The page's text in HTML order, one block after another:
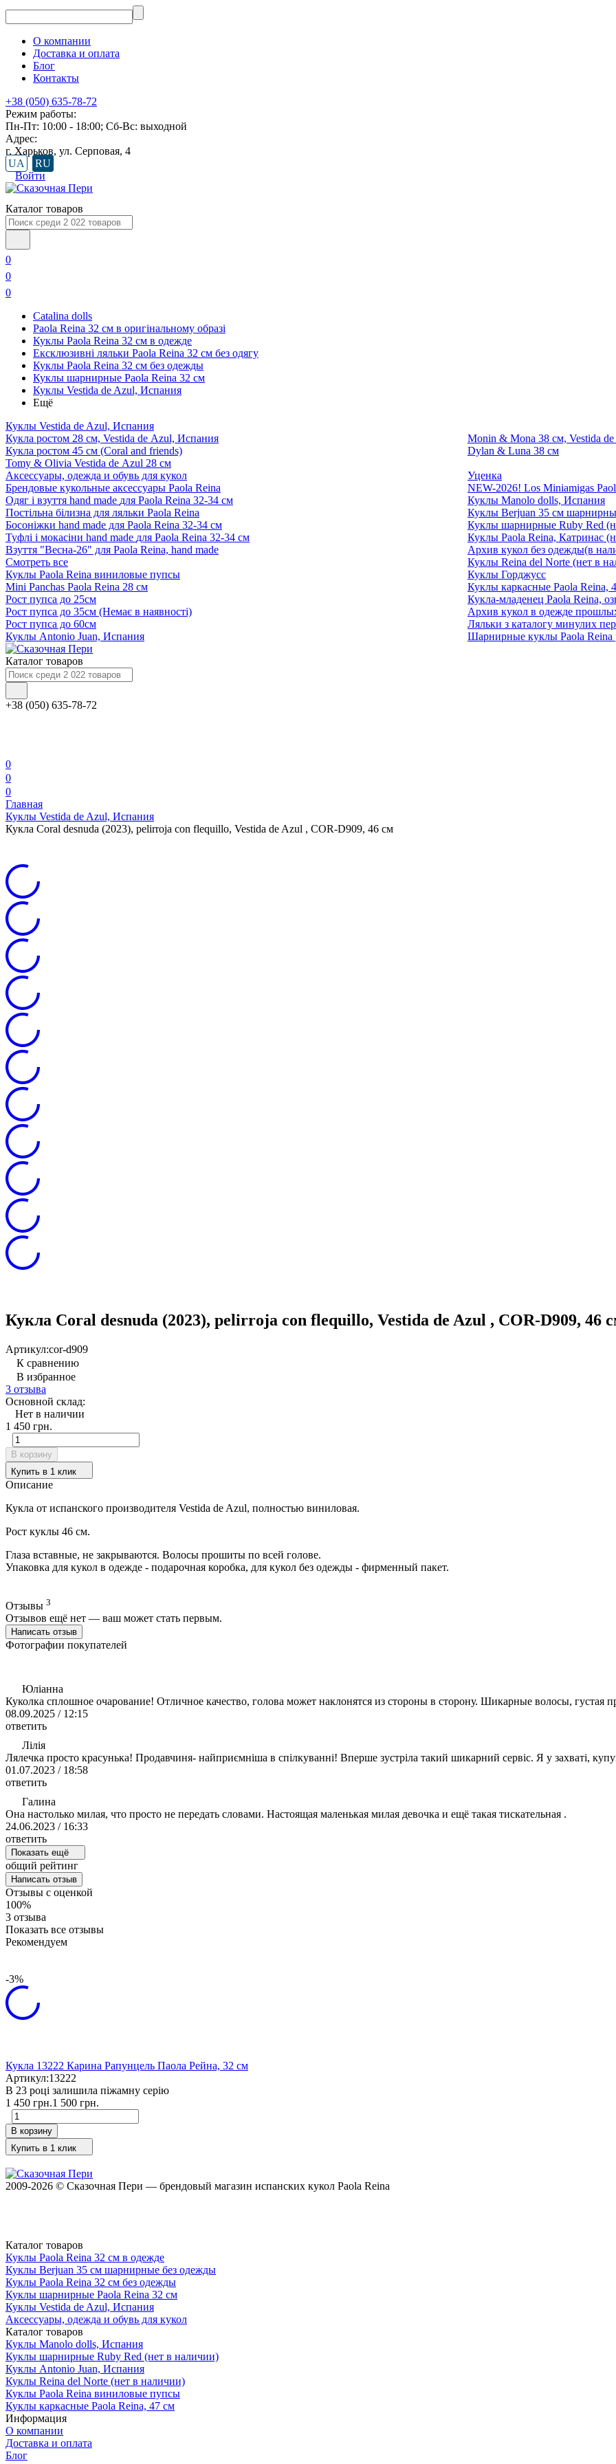
О компании
Доставка и оплата
Блог
Контакты
+38 (050) 635-78-72
Режим работы:
Пн-Пт: 10:00 - 18:00; Сб-Вс: выходной
Адрес:
г. Харьков, ул. Серповая, 4
UA
RU
Войти
Каталог товаров
0
0
0
Catalina dolls
Paola Reina 32 см в оригінальному образі
Куклы Paola Reina 32 см в одежде
Ексклюзивні ляльки Paola Reina 32 см без одягу
Куклы Paola Reina 32 см без одежды
Куклы шарнирные Paola Reina 32 см
Куклы Vestida de Azul, Испания
Ещё
Куклы Vestida de Azul, Испания
Кукла ростом 28 см, Vestida de Azul, Испания
Кукла ростом 45 см (Coral and friends)
Tomy & Olivia Vestida de Azul 28 см
Monin & Mona 38 см, Vestida
Dylan & Luna 38 см
Аксессуары, одежда и обувь для кукол
Брендовые кукольные аксессуары Paola Reina
Одяг і взуття hand made для Paola Reina 32-34 см
Постільна білизна для ляльки Paola Reina
Босоніжки hand made для Paola Reina 32-34 см
Туфлі і мокасіни hand made для Paola Reina 32-34 см
Взуття "Весна-26" для Paola Reina, hand made
Смотреть все
Куклы Paola Reina виниловые пупсы
Mini Panchas Paola Reina 28 cм
Рост пупса до 25см
Рост пупса до 35см (Немає в наявності)
Рост пупса до 60см
Куклы Antonio Juan, Испания
Уценка
NEW-2026! Los Miniamigas
Куклы Manolo dolls, Испания
Куклы Berjuan 35 cм
Куклы шарнирные Ruby Red
Куклы Paola Reina, Катринас
Архив кукол без одежды(в
Куклы Reina del Norte (нет в
Куклы Горджусс
Куклы каркасные Paola Reina,
Кукла-младенец Paola Reina,
Архив кукол в одежде
Ляльки з каталогу минулих
Шарнирные куклы Paola Reina
Каталог товаров
+38 (050) 635-78-72
0
0
0
Главная
Куклы Vestida de Azul, Испания
Кукла Coral desnuda (2023), pelirroja con flequillo, Vestida de Azul , COR-D909, 46 cм
Кукла Coral desnuda (2023), pelirroja con flequillo, Vestida de Azul , COR-D909, 46
Артикул:cor-d909
К сравнению
В избранное
3 отзыва
Основной склад:
Нет в наличии
1 450 грн.
В корзину
Купить в 1 клик
Описание
Кукла от испанского производителя Vestida de Azul, полностью виниловая.
Рост куклы 46 см.
Глаза вставные, не закрываются. Волосы прошиты по всей голове.
Упаковка для кукол в одежде - подарочная коробка, для кукол без одежды - фирменный пакет.
Отзывы 3
Отзывов ещё нет — ваш может стать первым.
Написать отзыв
Фотографии покупателей
Юліанна
Куколка сплошное очарование! Отличное качество, голова может наклонятся из стороны в сторону. Шикарные волосы, густая
08.09.2025 / 12:15
ответить
Лілія
Лялечка просто красунька! Продавчиня- найприємніша в спілкуванні! Вперше зустріла такий шикарний сервіс. Я у захваті,
01.07.2023 / 18:58
ответить
Галина
Она настолько милая, что просто не передать словами. Настоящая маленькая милая девочка и ещё такая тискательная .
24.06.2023 / 16:33
ответить
Показать ещё
общий рейтинг
Написать отзыв
Отзывы с оценкой
100%
3 отзыва
Показать все отзывы
Рекомендуем
-3%
Кукла 13222 Карина Рапунцель Паола Рейна, 32 см
Артикул:13222
В 23 році залишила піжамну серію
1 450 грн.1 500 грн.
В корзину
Купить в 1 клик
2009-2026 © Сказочная Пери — брендовый магазин испанских кукол Paola Reina
Каталог товаров
Куклы Paola Reina 32 см в одежде
Куклы Berjuan 35 cм шарнирные без одежды
Куклы Paola Reina 32 см без одежды
Куклы шарнирные Paola Reina 32 см
Куклы Vestida de Azul, Испания
Аксессуары, одежда и обувь для кукол
Каталог товаров
Куклы Manolo dolls, Испания
Куклы шарнирные Ruby Red (нет в наличии)
Куклы Antonio Juan, Испания
Куклы Reina del Norte (нет в наличии)
Куклы Paola Reina виниловые пупсы
Куклы каркасные Paola Reina, 47 см
Информация
О компании
Доставка и оплата
Блог